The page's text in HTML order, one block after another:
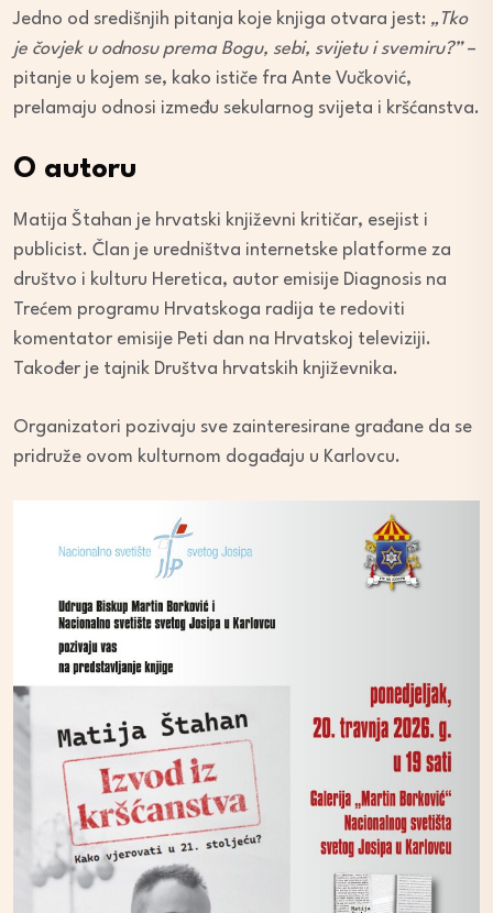
Jedno od središnjih pitanja koje knjiga otvara jest: „Tko
je čovjek u odnosu prema Bogu, sebi, svijetu i svemiru?”–
pitanje u kojem se, kako ističe fra Ante Vučković,
prelamaju odnosi između sekularnog svijeta i kršćanstva.
O autoru
Matija Štahan je hrvatski književni kritičar, esejist i
publicist. Član je uredništva internetske platforme za
društvo i kulturu Heretica, autor emisije Diagnosis na
Trećem programu Hrvatskoga radija te redoviti
komentator emisije Peti dan na Hrvatskoj televiziji.
Također je tajnik Društva hrvatskih književnika.
Organizatori pozivaju sve zainteresirane građane da se
pridruže ovom kulturnom događaju u Karlovcu.